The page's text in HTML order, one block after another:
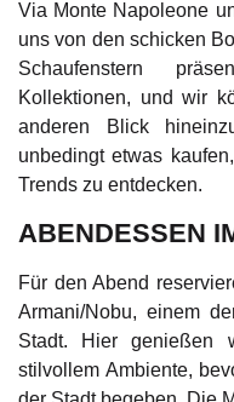
Via Monte Napoleone
uns von den schicken
Schaufenstern
Kollektionen, und wir
anderen Blick
unbedingt etwas
Trends zu entdecken.
ABENDESSEN
Für den Abend
Armani/Nobu, einem
Stadt. Hier genießen
stilvollem Ambiente,